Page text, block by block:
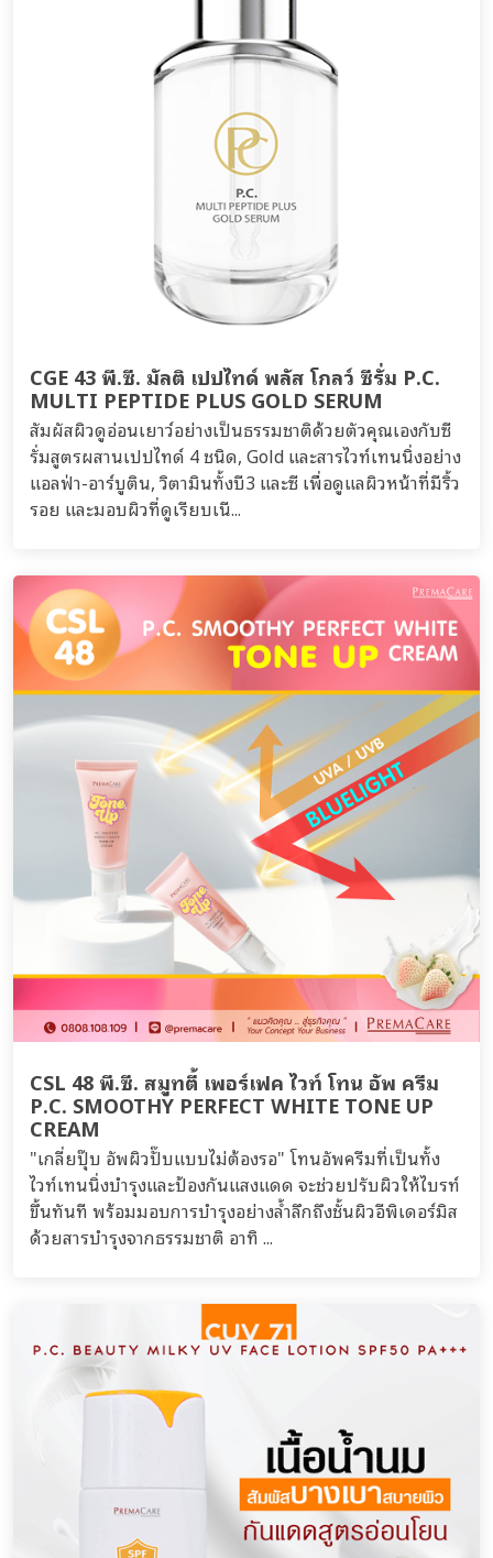
CGE 43 พี.ซี. มัลติ เปปไทด์ พลัส โกลว์ ซีรั่ม P.C.
MULTI PEPTIDE PLUS GOLD SERUM
สัมผัสผิวดูอ่อนเยาว์อย่างเป็นธรรมชาติด้วยตัวคุณเองกับซี
รั่มสูตรผสานเปปไทด์ 4 ชนิด, Gold และสารไวท์เทนนิ่งอย่าง
แอลฟ่า-อาร์บูติน, วิตามินทั้งบี3 และซี เพื่อดูแลผิวหน้าที่มีริ้ว
รอย และมอบผิวที่ดูเรียบเนี...
CSL 48 พี.ซี. สมูทตี้ เพอร์เฟค ไวท์ โทน อัพ ครีม
P.C. SMOOTHY PERFECT WHITE TONE UP
CREAM
"เกลี่ยปุ๊บ อัพผิวปั๊บแบบไม่ต้องรอ" โทนอัพครีมที่เป็นทั้ง
ไวท์เทนนิ่งบำรุงและป้องกันแสงแดด จะช่วยปรับผิวให้ไบรท์
ขึ้นทันที พร้อมมอบการบำรุงอย่างล้ำลึกถึงชั้นผิวอีพิเดอร์มิส
ด้วยสารบำรุงจากธรรมชาติ อาทิ ...